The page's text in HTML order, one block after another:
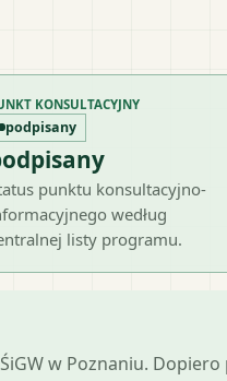
KONSULTACYJNY
podpisany
punktu konsultacyjno-
według
listy programu.
w Poznaniu.